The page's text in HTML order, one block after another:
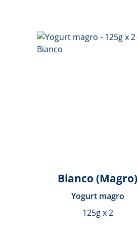
Bianco (Magro)
Yogurt magro
125g x 2